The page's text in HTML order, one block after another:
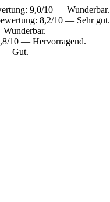
9,0/10 — Wunderbar.
8,2/10 — Sehr gut.
10 — Hervorragend.
— Gut.